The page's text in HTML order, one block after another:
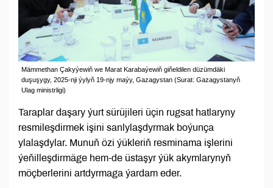
Mämmethan Çakyýewiň we Marat Karabaýewiň giňeldilen düzümdäki
duşuşygy, 2025-nji ýylyň 19-njy maýy, Gazagystan (Surat: Gazagystanyň
Ulag ministrligi)
Taraplar daşary ýurt sürüjileri üçin rugsat hatlaryny
resmileşdirmek işini sanlylaşdyrmak boýunça
ylalaşdylar. Munuň özi ýükleriň resminama işlerini
ýeňilleşdirmäge hem-de üstaşyr ýük akymlarynyň
möçberlerini artdyrmaga ýardam eder.